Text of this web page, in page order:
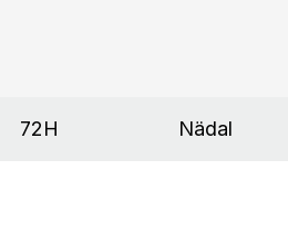
72H Nädal